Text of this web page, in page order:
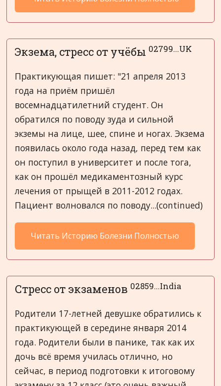
Экзема, стресс от учёбы 02799...UK
Практикующая пишет: "21 апреля 2013
года на приём пришёл
восемнадцатилетний студент. Он
обратился по поводу зуда и сильной
экземы на лице, шее, спине и ногах. Экзема
появилась около года назад, перед тем как
он поступил в университет и после тога,
как он прошёл медикаментозный курс
лечения от прыщей в 2011-2012 годах.
Пациент волновался по поводу...(continued)
Читать Историю Болезни Полностью
Стресс от экзаменов 02859...India
Родители 17-летней девушке обратились к
практикующей в середине января 2014
года. Родители были в панике, так как их
дочь всё время училась отлично, но
сейчас, в период подготовки к итоговому